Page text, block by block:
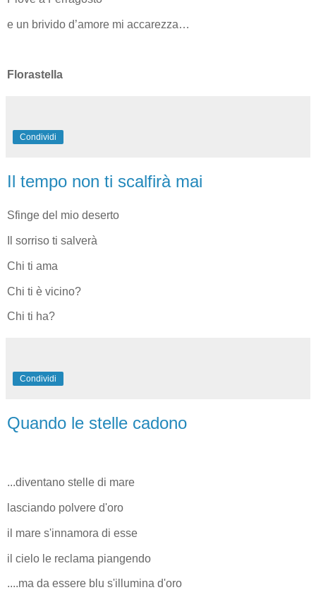
e un brivido d’amore mi accarezza…
Florastella
Condividi
Il tempo non ti scalfirà mai
Sfinge del mio deserto
Il sorriso ti salverà
Chi ti ama
Chi ti è vicino?
Chi ti ha?
Condividi
Quando le stelle cadono
...diventano stelle di mare
lasciando polvere d'oro
il mare s'innamora di esse
il cielo le reclama piangendo
....ma da essere blu s'illumina d'oro